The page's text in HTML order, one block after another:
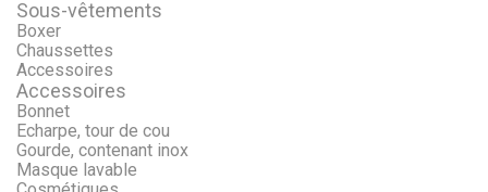
Sous-vêtements
Boxer
Chaussettes
Accessoires
Accessoires
Bonnet
Echarpe, tour de cou
Gourde, contenant inox
Masque lavable